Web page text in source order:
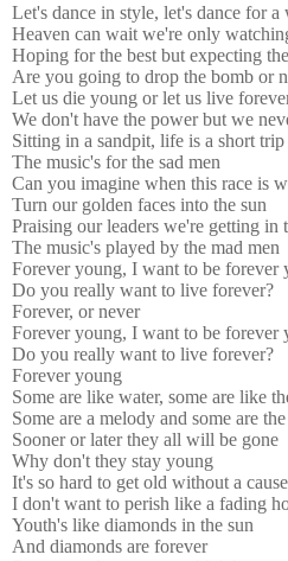
Let's dance in style, let's dance for a
Heaven can wait we're only
Hoping for the best but expecting
Are you going to drop the bomb or
Let us die young or let us live
We don't have the power but we
Sitting in a sandpit, life is a short trip
The music's for the sad men
Can you imagine when this race is
Turn our golden faces into the sun
Praising our leaders we're getting in
The music's played by the mad men
Forever young, I want to be forever
Do you really want to live forever?
Forever, or never
Forever young, I want to be forever
Do you really want to live forever?
Forever young
Some are like water, some are like
Some are a melody and some are
Sooner or later they all will be gone
Why don't they stay young
It's so hard to get old without a cause
I don't want to perish like a fading
Youth's like diamonds in the sun
And diamonds are forever